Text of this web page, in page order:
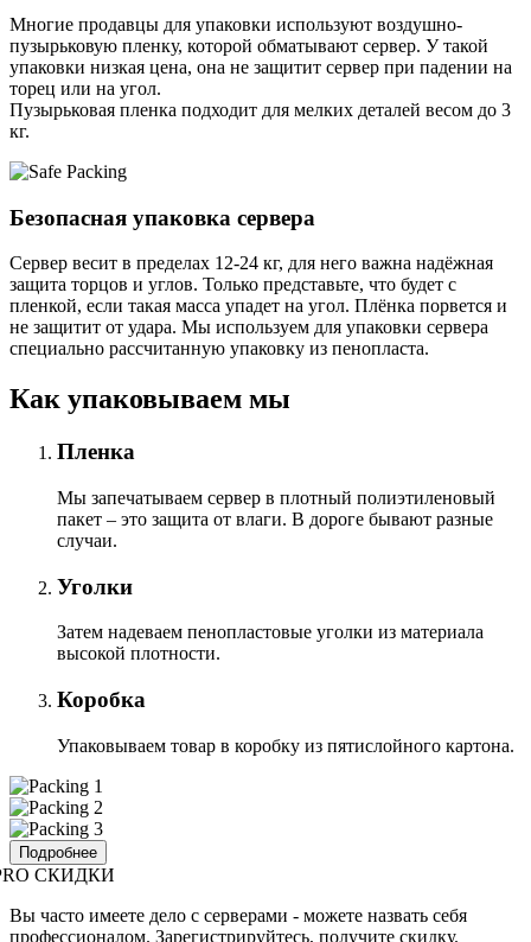
Многие продавцы для упаковки используют воздушно-
пузырьковую пленку, которой обматывают сервер. У такой
упаковки низкая цена, она не защитит сервер при падении на
торец или на угол.
Пузырьковая пленка подходит для мелких деталей весом до 3
кг.
Безопасная упаковка сервера
Сервер весит в пределах 12-24 кг, для него важна надёжная
защита торцов и углов. Только представьте, что будет с
пленкой, если такая масса упадет на угол. Плёнка порвется и
не защитит от удара. Мы используем для упаковки сервера
специально расcчитанную упаковку из пенопласта.
Как упаковываем мы
Пленка
Мы запечатываем сервер в плотный полиэтиленовый
пакет – это защита от влаги. В дороге бывают разные
случаи.
Уголки
Затем надеваем пенопластовые уголки из материала
высокой плотности.
Коробка
Упаковываем товар в коробку из пятислойного картона.
Подробнее
СКИДКИ
Вы часто имеете дело с серверами - можете назвать себя
профессионалом. Зарегистрируйтесь, получите скидку.